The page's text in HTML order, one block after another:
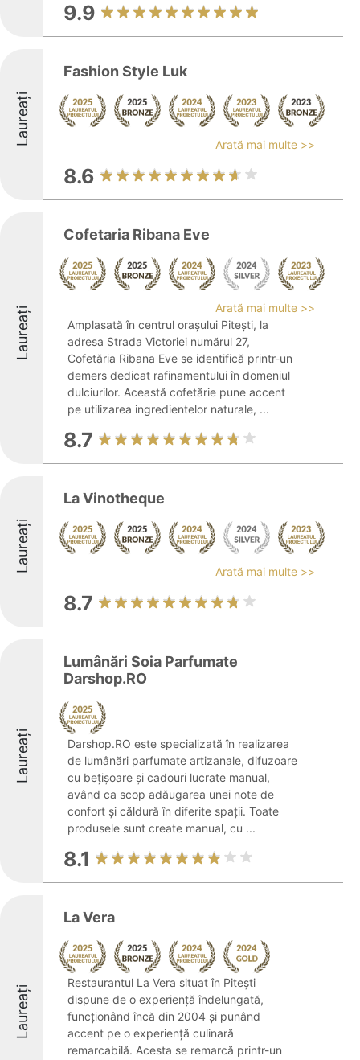
9.9
Laureați
Fashion Style Luk
Arată mai multe >>
8.6
Laureați
Cofetaria Ribana Eve
Arată mai multe >>
Amplasată în centrul orașului Pitești, la
adresa Strada Victoriei numărul 27,
Cofetăria Ribana Eve se identifică printr-un
demers dedicat rafinamentului în domeniul
dulciurilor. Această cofetărie pune accent
pe utilizarea ingredientelor naturale, ...
8.7
Laureați
La Vinotheque
Arată mai multe >>
8.7
Laureați
Lumânări Soia Parfumate
Darshop.RO
Darshop.RO este specializată în realizarea
de lumânări parfumate artizanale, difuzoare
cu bețișoare și cadouri lucrate manual,
având ca scop adăugarea unei note de
confort și căldură în diferite spații. Toate
produsele sunt create manual, cu ...
8.1
Laureați
La Vera
Restaurantul La Vera situat în Pitești
dispune de o experiență îndelungată,
funcționând încă din 2004 și punând
accent pe o experiență culinară
remarcabilă. Acesta se remarcă printr-un